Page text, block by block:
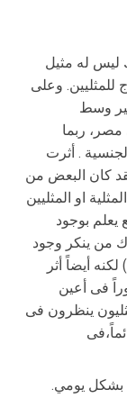
لیس له مثیل
للمثلیین. وعلى
وسط
مصر، ربما
. أثرت
كان البعض من
او المثلیین
یعلم بوجود
من ینكر وجود
المثلیین فى المجتمعات العربیة الإسلامیة. (1) لكنه أیضاً أثر
فى أعین
ینظرون فى
بشكل یومي.